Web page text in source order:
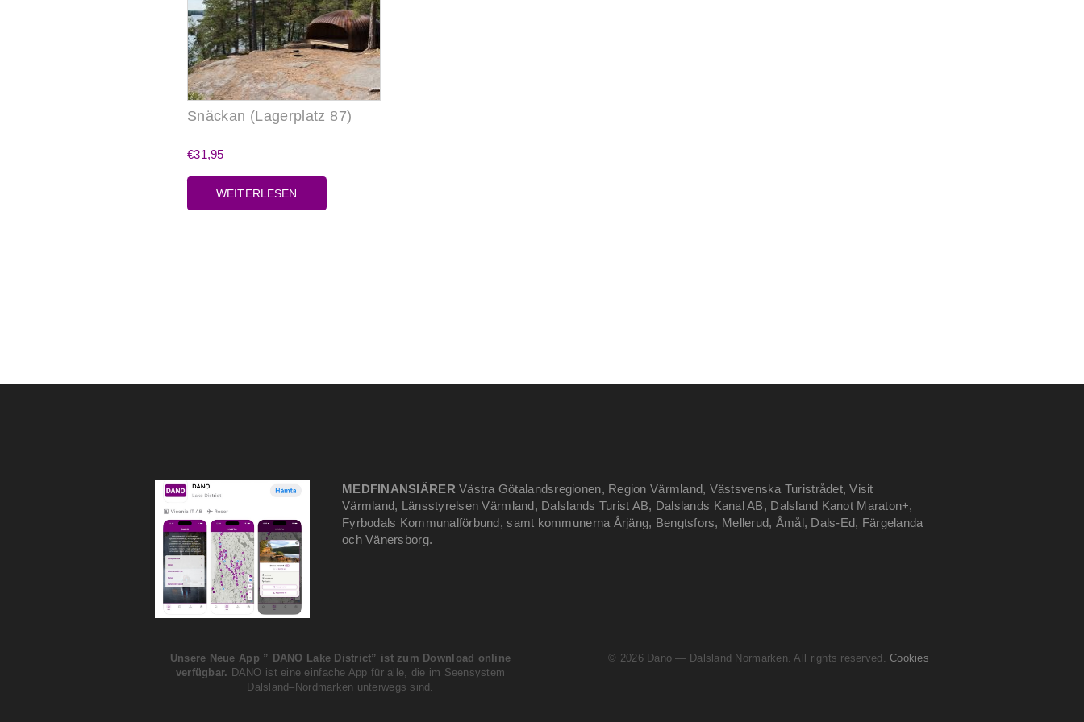
Snäckan (Lagerplatz 87)
€31,95
WEITERLESEN
MEDFINANSIÄRER Västra Götalandsregionen, Region Värmland, Västsvenska Turistrådet, Visit
Värmland, Länsstyrelsen Värmland, Dalslands Turist AB, Dalslands Kanal AB, Dalsland Kanot Maraton+,
Fyrbodals Kommunalförbund, samt kommunerna Årjäng, Bengtsfors, Mellerud, Åmål, Dals-Ed, Färgelanda
och Vänersborg.
Unsere Neue App ” DANO Lake District” ist zum Download online
verfügbar. DANO ist eine einfache App für alle, die im Seensystem
Dalsland–Nordmarken unterwegs sind.
© 2026 Dano — Dalsland Normarken. All rights reserved.Cookies